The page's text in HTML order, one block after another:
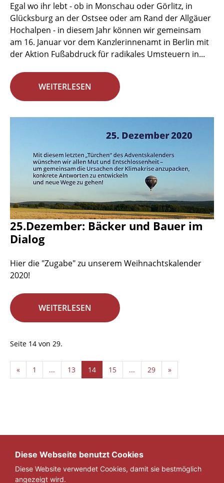
Egal wo ihr lebt - ob in Monschau oder Görlitz, in
Glücksburg an der Ostsee oder am Rand der Allgäuer
Hochalpen - in diesem Jahr können wir gemeinsam
am 16. Januar vor dem Kanzlerinnenamt in Berlin mit
der Aktion Fußabdruck für radikales Umsteuern in...
WEITERLESEN
25.Dezember: Bäcker und Bauer im
Dialog
Hier die "Zugabe" zu unserem Weihnachtskalender
2020!
WEITERLESEN
Seite 14 von 29.
« 1 ... 13 14 15 ... 29 »
Diese Webseite benutzt Cookies
Diese Website verwendet Cookies, damit sie bestmöglich
angezeigt wird.